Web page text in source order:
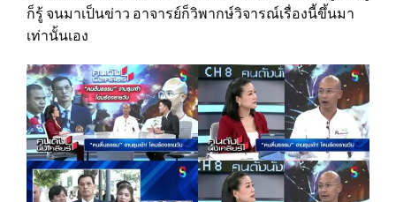
ก็รู้ จนมาเป็นข่าว อาจารย์ก็วิพากษ์วิจารณ์เรื่องนี้ขึ้นมา
เท่านั้นเอง